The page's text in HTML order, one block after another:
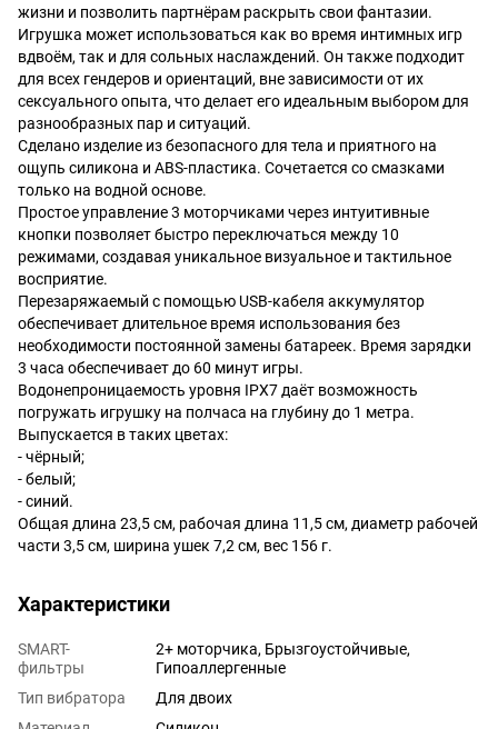
жизни и позволить партнёрам раскрыть свои фантазии.
Игрушка может использоваться как во время интимных игр
вдвоём, так и для сольных наслаждений. Он также подходит
для всех гендеров и ориентаций, вне зависимости от их
сексуального опыта, что делает его идеальным выбором для
разнообразных пар и ситуаций.
Сделано изделие из безопасного для тела и приятного на
ощупь силикона и ABS-пластика. Сочетается со смазками
только на водной основе.
Простое управление 3 моторчиками через интуитивные
кнопки позволяет быстро переключаться между 10
режимами, создавая уникальное визуальное и тактильное
восприятие.
Перезаряжаемый с помощью USB-кабеля аккумулятор
обеспечивает длительное время использования без
необходимости постоянной замены батареек. Время зарядки
3 часа обеспечивает до 60 минут игры.
Водонепроницаемость уровня IPX7 даёт возможность
погружать игрушку на полчаса на глубину до 1 метра.
Выпускается в таких цветах:
- чёрный;
- белый;
- синий.
Общая длина 23,5 см, рабочая длина 11,5 см, диаметр рабочей
части 3,5 см, ширина ушек 7,2 см, вес 156 г.
Характеристики
SMART-
фильтры
2+ моторчика, Брызгоустойчивые,
Гипоаллергенные
Тип вибратора
Для двоих